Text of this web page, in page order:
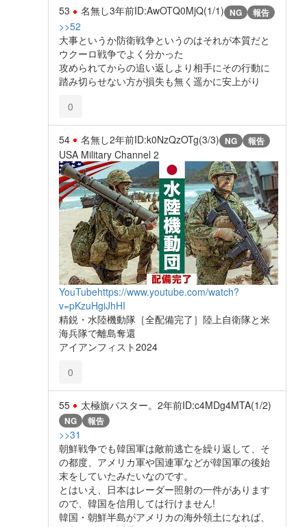
53 名無し3年前ID:AwOTQ0MjQ(1/1) NG 報告
>>52
大事というか防衛戦争というのはそれが本質だと
ウクーロ戦争でよく分かった
攻められてからの追い返しより相手にその行動に
踏み切らせない方が損失も無く遥かに安上がり
0
54 名無し2年前ID:k0NzQzOTg(3/3) NG 報告
USA Military Channel 2
YouTubehttps://www.youtube.com/watch?
v=pKzuHgiJhHI
精鋭・水陸機動隊［全配備完了］陸上自衛隊と米
海兵隊で離島奪還
アイアンフィスト2024
0
55 太極旗バスター。 2年前ID:c4MDg4MTA(1/2)
NG 報告
>>31
朝鮮戦争でも韓国軍は敵前逃亡を繰り返して、そ
の都度、アメリカ軍や国連軍などが韓国軍の後始
末をしていたみたいなのです。
とはいえ、日本はレーダー照射の一件があります
ので、韓国を信用しては行けません!
韓国・朝鮮半島がアメリカの海外領土になれば、